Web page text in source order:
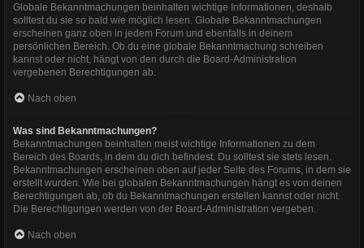
Globale Bekanntmachungen beinhalten wichtige Informationen, deshalb
solltest du sie so bald wie möglich lesen. Globale Bekanntmachungen
erscheinen ganz oben in jedem Forum und ebenfalls in deinem
persönlichen Bereich. Ob du eine globale Bekanntmachung schreiben
kannst oder nicht, hängt von den durch die Board-Administration
vergebenen Berechtigungen ab.
Nach oben
Was sind Bekanntmachungen?
Bekanntmachungen beinhalten meist wichtige Informationen zu dem
Bereich des Boards, in dem du dich befindest. Du solltest sie stets lesen.
Bekanntmachungen erscheinen oben auf jeder Seite des Forums, in dem sie
erstellt wurden. Wie bei globalen Bekanntmachungen hängt es von deinen
Berechtigungen ab, ob du Bekanntmachungen erstellen kannst oder nicht.
Die Berechtigungen werden von der Board-Administration vergeben.
Nach oben